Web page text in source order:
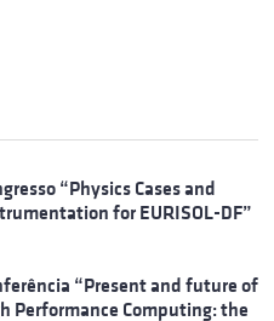
“Physics Cases and
for EURISOL-DF”
“Present and future of
Performance Computing: the